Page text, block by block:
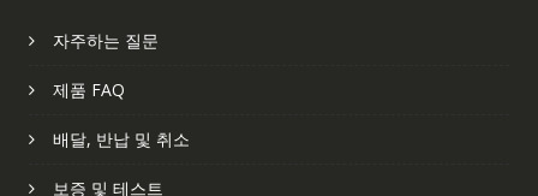
자주하는 질문
제품 FAQ
배달, 반납 및 취소
보증 및 테스트